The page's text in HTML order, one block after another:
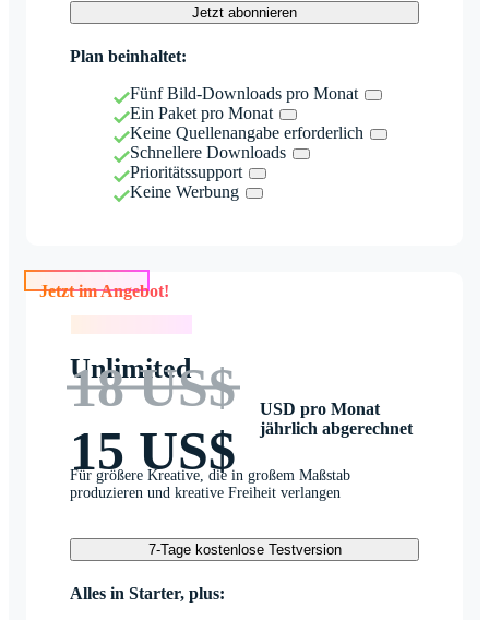
Jetzt abonnieren
Plan beinhaltet:
Fünf Bild-Downloads pro Monat
Ein Paket pro Monat
Keine Quellenangabe erforderlich
Schnellere Downloads
Prioritätssupport
Keine Werbung
Jetzt im Angebot!
Unlimited
18 US$
15 US$
USD pro Monat
jährlich abgerechnet
Für größere Kreative, die in großem Maßstab
produzieren und kreative Freiheit verlangen
7-Tage kostenlose Testversion
Alles in Starter, plus: